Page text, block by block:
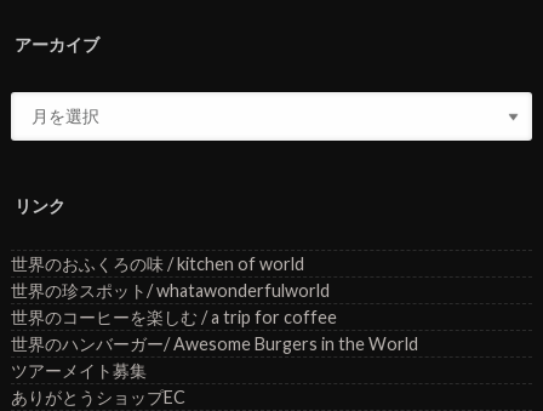
アーカイブ
リンク
世界のおふくろの味 / kitchen of world
世界の珍スポット/ whatawonderfulworld
世界のコーヒーを楽しむ / a trip for coffee
世界のハンバーガー/ Awesome Burgers in the World
ツアーメイト募集
ありがとうショップEC